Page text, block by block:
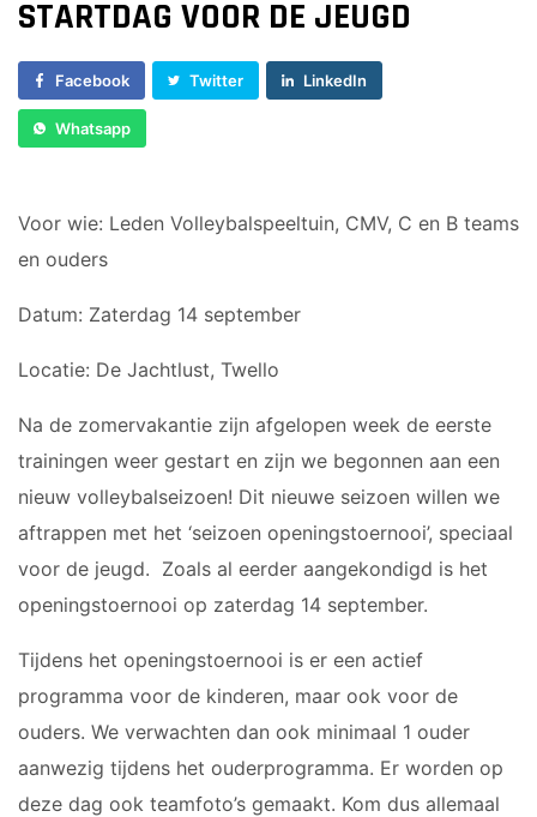
Dames 3
Dames 5
Dames 6
Heren Recreanten 2
JEUGD
Meisjes A1
Meisjes A2
Meisjes B1
Meisjes B2
Meisjes B3
VOLLEYSTARS
Volleystars Level 2
Sponsor worden
Contact
STARTDAG VOOR DE JEUGD
Facebook Twitter LinkedIn
Whatsapp
Voor wie: Leden Volleybalspeeltuin, CMV, C en B teams
en ouders
Datum: Zaterdag 14 september
Locatie: De Jachtlust, Twello
Na de zomervakantie zijn afgelopen week de eerste
trainingen weer gestart en zijn we begonnen aan een
nieuw volleybalseizoen! Dit nieuwe seizoen willen we
aftrappen met het ‘seizoen openingstoernooi’, speciaal
voor de jeugd. Zoals al eerder aangekondigd is het
openingstoernooi op zaterdag 14 september.
Tijdens het openingstoernooi is er een actief
programma voor de kinderen, maar ook voor de
ouders. We verwachten dan ook minimaal 1 ouder
aanwezig tijdens het ouderprogramma. Er worden op
deze dag ook teamfoto’s gemaakt. Kom dus allemaal